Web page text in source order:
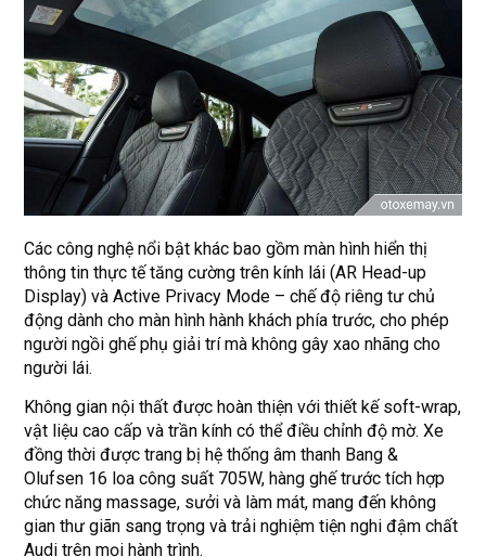
Các công nghệ nổi bật khác bao gồm màn hình hiển thị
thông tin thực tế tăng cường trên kính lái (AR Head-up
Display) và Active Privacy Mode – chế độ riêng tư chủ
động dành cho màn hình hành khách phía trước, cho phép
người ngồi ghế phụ giải trí mà không gây xao nhãng cho
người lái.
Không gian nội thất được hoàn thiện với thiết kế soft-wrap,
vật liệu cao cấp và trần kính có thể điều chỉnh độ mờ. Xe
đồng thời được trang bị hệ thống âm thanh Bang &
Olufsen 16 loa công suất 705W, hàng ghế trước tích hợp
chức năng massage, sưởi và làm mát, mang đến không
gian thư giãn sang trọng và trải nghiệm tiện nghi đậm chất
Audi trên mọi hành trình.